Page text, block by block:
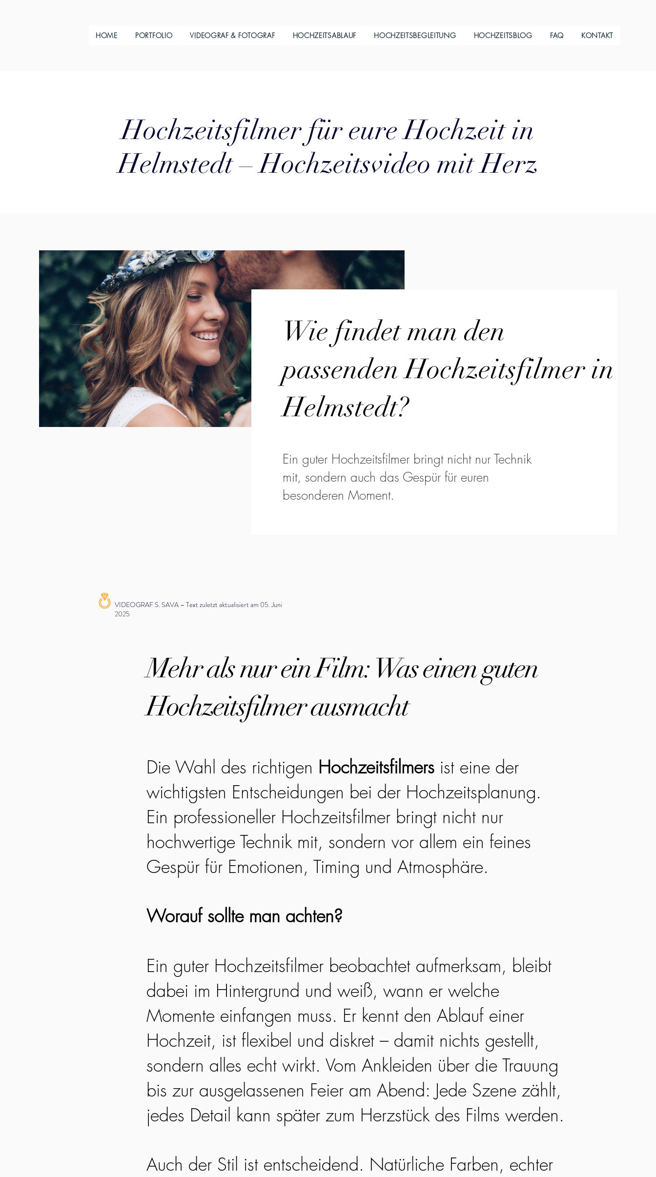
HOME PORTFOLIO VIDEOGRAF & FOTOGRAF HOCHZEITSABLAUF HOCHZEITSBEGLEITUNG HOCHZEITSBLOG FAQ KONTAKT
Hochzeitsfilmer für eure Hochzeit in
Helmstedt – Hochzeitsvideo mit Herz
Wie findet man den
passenden Hochzeitsfilmer in
Helmstedt?
Ein guter Hochzeitsfilmer bringt nicht nur Technik
mit, sondern auch das Gespür für euren
besonderen Moment.
VIDEOGRAF S. SAVA – Text zuletzt aktualisiert am 05. Juni
2025
Mehr als nur ein Film: Was einen guten
Hochzeitsfilmer ausmacht
Die Wahl des richtigen Hochzeitsfilmers ist eine der
wichtigsten Entscheidungen bei der Hochzeitsplanung.
Ein professioneller Hochzeitsfilmer bringt nicht nur
hochwertige Technik mit, sondern vor allem ein feines
Gespür für Emotionen, Timing und Atmosphäre.
Worauf sollte man achten?
Ein guter Hochzeitsfilmer beobachtet aufmerksam, bleibt
dabei im Hintergrund und weiß, wann er welche
Momente einfangen muss. Er kennt den Ablauf einer
Hochzeit, ist flexibel und diskret – damit nichts gestellt,
sondern alles echt wirkt. Vom Ankleiden über die Trauung
bis zur ausgelassenen Feier am Abend: Jede Szene zählt,
jedes Detail kann später zum Herzstück des Films werden.
Auch der Stil ist entscheidend. Natürliche Farben, echter